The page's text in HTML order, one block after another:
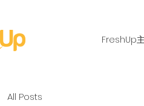
FreshUp
All Posts